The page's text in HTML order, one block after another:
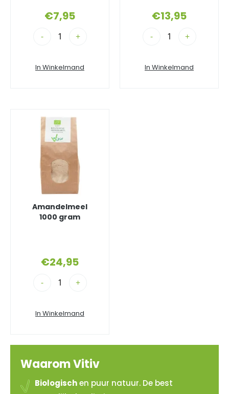
€7,95
- +
In Winkelmand
€13,95
- +
In Winkelmand
Amandelmeel
1000 gram
€24,95
- +
In Winkelmand
Waarom Vitiv
Biologischen puur natuur. De best